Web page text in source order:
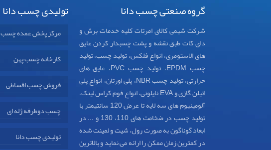
گروه صنعتی چسب دانا
شرکت شیمی کالای امرتات کلیه خدمات برش و
دای کات طبق نقشه و پشت چسبدار کردن عایق
های الاستومری، انواع فلکس، تولید چسب، تولید
چسب EPDM، تولید چسب PVC، عایق های
حرارتی، تولید چسب NBR، پلی اورتان، انواع پلی
اتیلن گازی و EVA نایلونی، انواع فوم کراس لینک،
آلومینیوم های سه لایه تا عرض 120 سانتیمتر با
تولید چسب در ضخامت های 110، 130 و ... در
ابعاد گوناگون به صورت رول، شیت و لمینت شده
در کمترین زمان ممکن را ارائه می نماید و بالاترین
تولیدی چسب دانا
مرکز پخش عمده چسب
کارخانه چسب پهن
فروش چسب اقساطی
چسب دوطرفه ژله ای
تولیدی چسب دانا